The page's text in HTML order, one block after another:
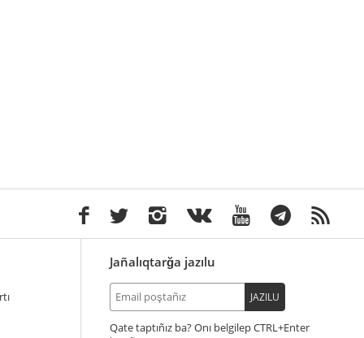
Jañalıqtarğa jazılu
JAZILU
Qate taptıñız ba? Onı belgilep
+Enter